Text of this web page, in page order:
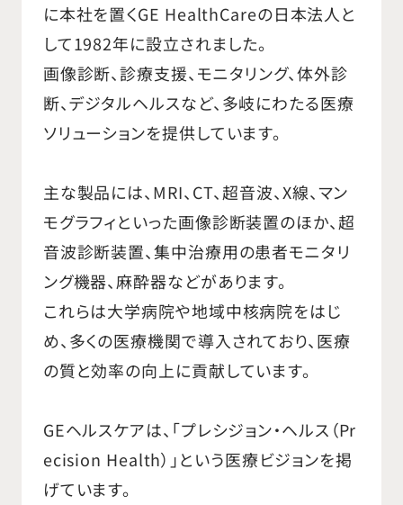
に本社を置くGE HealthCareの日本法人と
して1982年に設立されました。
画像診断、診療支援、モニタリング、体外診
断、デジタルヘルスなど、多岐にわたる医療
ソリューションを提供しています。
主な製品には、MRI、CT、超音波、X線、マン
モグラフィといった画像診断装置のほか、超
音波診断装置、集中治療用の患者モニタリ
ング機器、麻酔器などがあります。
これらは大学病院や地域中核病院をはじ
め、多くの医療機関で導入されており、医療
の質と効率の向上に貢献しています。
GEヘルスケアは、「プレシジョン・ヘルス（Pr
ecision Health）」という医療ビジョンを掲
げています。